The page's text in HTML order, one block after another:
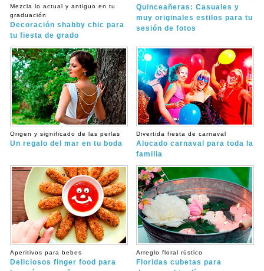
Mezcla lo actual y antiguo en tu
graduación
Decoración shabby chic para
tu fiesta de grado
Quinceañeras: Casuales y
muy originales estilos para tu
sesión de fotos
Origen y significado de las perlas
Un regalo del mar en tu boda
Divertida fiesta de carnaval
Alocado carnaval para toda la
familia
Aperitivos para bebes
Deliciosos finger food para
Arreglo floral rústico
Floridas cubetas para